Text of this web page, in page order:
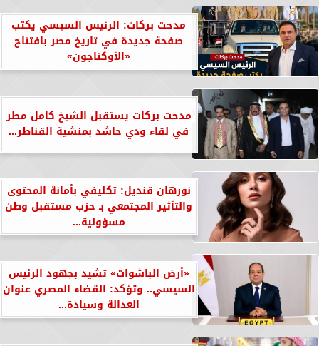
مدحت بركات: الرئيس السيسي يكتب
صفحة جديدة في تاريخ مصر بافتتاح
«الأوكتاجون»
مدحت بركات يستقبل الشيخ كامل مطر
في لقاء ودي حاشد بمنشية القناطر...
نورهان قنديل: تكليفي بأمانة المحتوى
والتأثير المجتمعي بـ حزب مستقبل وطن
مسؤولية...
«أرض الباشوات» تشيد بجهود الرئيس
السيسي.. وتؤكد: القضاء المصري عنوان
العدالة وسيادة...